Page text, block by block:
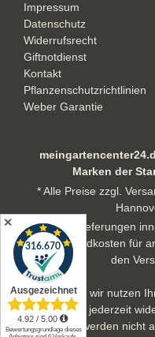
Impressum
Datenschutz
Widerrufsrecht
Giftnotdienst
Kontakt
Pflanzenschutzrichtlinien
Weber Garantie
Marken der
* Alle Preise zzgl.
** gilt für Lieferungen
und Versandkosten für
den
Hinweis: wir nutzen
Zwecke, die jederzeit
werden nicht
✕